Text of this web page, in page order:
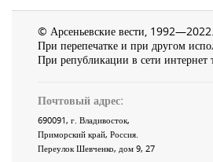
© Арсеньевские вести,
При перепечатке и при другом
При републикации в сети интернет
Почтовый адрес:
690091, г. Владивосток,
Приморский край, Россия.
Переулок Шевченко, дом 9, 27